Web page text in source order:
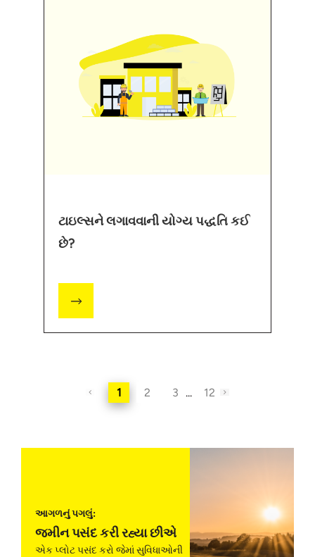
ટાઇલ્સને લગાવવાની યોગ્ય પદ્ધતિ કઈ
છે?
1 2 3 ... 12
આગળનું પગલું:
જમીન પસંદ કરી રહ્યા છીએ
એક પ્લોટ પસંદ કરો જેમાં સુવિધાઓની